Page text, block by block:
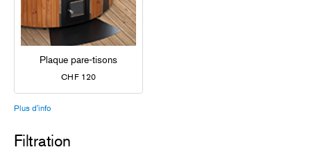
Plaque pare-tisons
CHF 120
Plus d'info
Filtration